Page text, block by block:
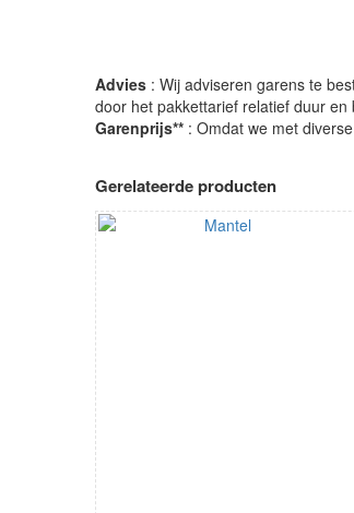
Advies : Wij adviseren garens te
door het pakkettarief relatief duur
Garenprijs** : Omdat we met
Gerelateerde producten